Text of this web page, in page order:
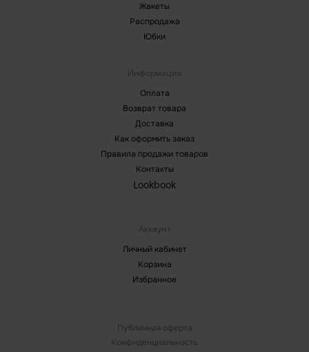
Жакеты
Распродажа
Юбки
Информация
Оплата
Возврат товара
Доставка
Как оформить заказ
Правила продажи товаров
Контакты
Lookbook
Аккаунт
Личный кабинет
Корзина
Избранное
Публичная оферта
Конфиденциальность